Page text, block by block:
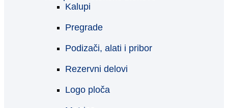
Kalupi
Pregrade
Podizači, alati i pribor
Rezervni delovi
Logo ploča